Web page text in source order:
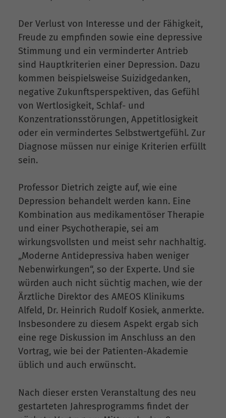
Der Verlust von Interesse und der Fähigkeit,
Freude zu empfinden sowie eine depressive
Stimmung und ein verminderter Antrieb
sind Hauptkriterien einer Depression. Dazu
kommen beispielsweise Suizidgedanken,
negative Zukunftsperspektiven, das Gefühl
von Wertlosigkeit, Schlaf- und
Konzentrationsstörungen, Appetitlosigkeit
oder ein vermindertes Selbstwertgefühl. Zur
Diagnose müssen nur einige Kriterien erfüllt
sein.
Professor Dietrich zeigte auf, wie eine
Depression behandelt werden kann. Eine
Kombination aus medikamentöser Therapie
und einer Psychotherapie, sei am
wirkungsvollsten und meist sehr nachhaltig.
„Moderne Antidepressiva haben weniger
Nebenwirkungen“, so der Experte. Und sie
würden auch nicht süchtig machen, wie der
Ärztliche Direktor des AMEOS Klinikums
Alfeld, Dr. Heinrich Rudolf Kosiek, anmerkte.
Insbesondere zu diesem Aspekt ergab sich
eine rege Diskussion im Anschluss an den
Vortrag, wie bei der Patienten-Akademie
üblich und auch erwünscht.
Nach dieser ersten Veranstaltung des neu
gestarteten Jahresprogramms findet der